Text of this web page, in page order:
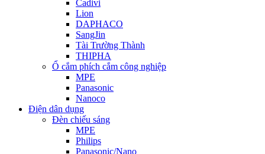
Cadivi
Lion
DAPHACO
SangJin
Tài Trường Thành
THIPHA
Ổ cắm phích cắm công nghiệp
MPE
Panasonic
Nanoco
Điện dân dụng
Đèn chiếu sáng
MPE
Philips
Panasonic/Nano